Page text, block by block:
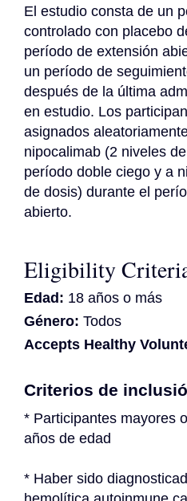
El estudio consta de un
controlado con placebo
período de extensión
un período de
después de la última
en estudio. Los
asignados
nipocalimab (2 niveles
período doble ciego y a
de dosis) durante el
abierto.
Eligibility
Edad: 18 años o más
Género: Todos
Accepts Healthy
Criterios de
* Participantes mayores
años de edad
* Haber sido